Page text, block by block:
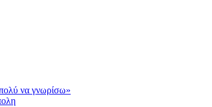
να γνωρίσω»